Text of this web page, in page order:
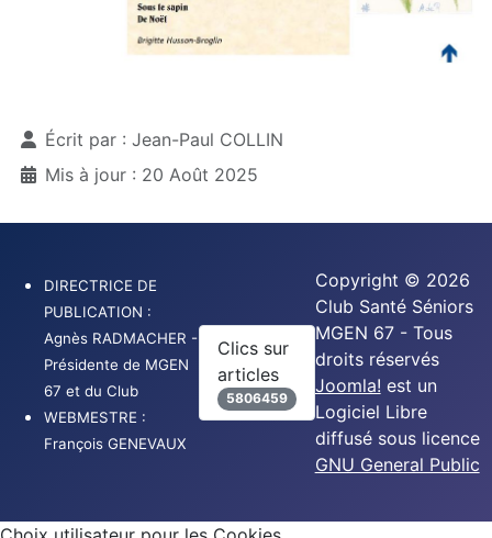
DétailsÉcrit par : Jean-Paul COLLIN
Mis à jour : 20 Août 2025
DIRECTRICE DE
PUBLICATION :
Agnès RADMACHER -
Présidente de MGEN
67 et du Club
WEBMESTRE :
François GENEVAUX
Clics sur
articles
5806459
Copyright © 2026
Club Santé Séniors
MGEN 67 - Tous
droits réservés
Joomla! est un
Logiciel Libre
diffusé sous licence
GNU General Public